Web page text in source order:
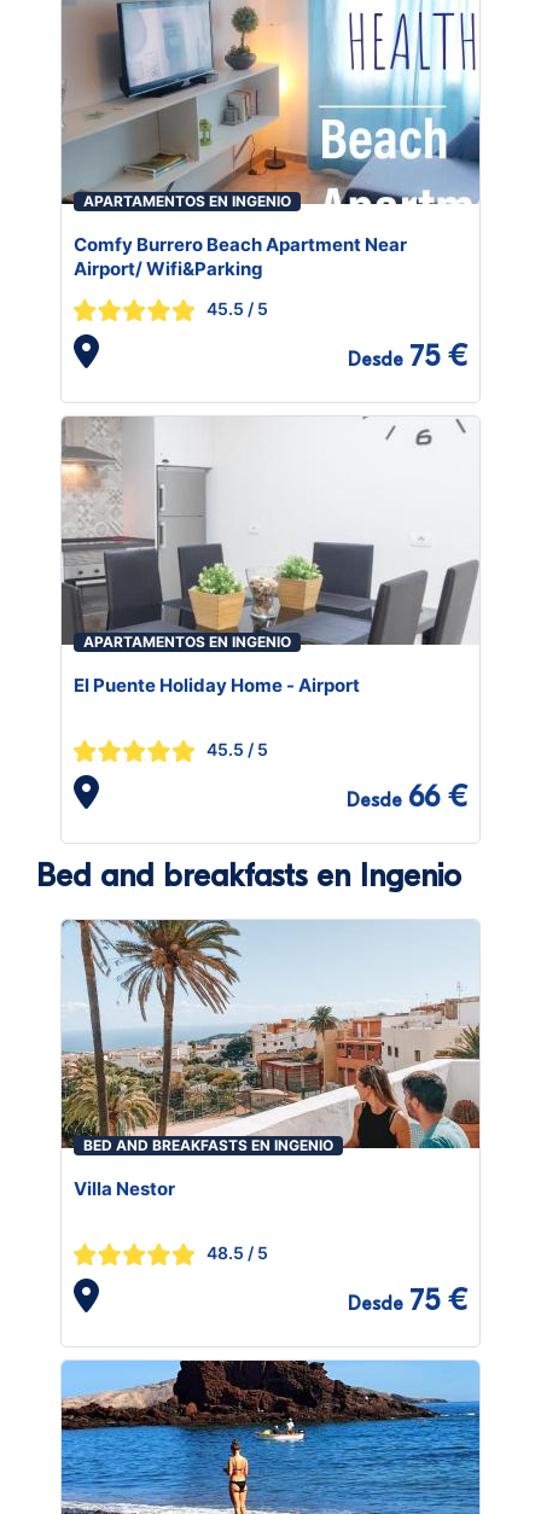
APARTAMENTOS EN INGENIO
Comfy Burrero Beach Apartment Near
Airport/ Wifi&Parking
45.5 / 5
Desde 75 €
APARTAMENTOS EN INGENIO
El Puente Holiday Home - Airport
45.5 / 5
Desde 66 €
Bed and breakfasts en Ingenio
BED AND BREAKFASTS EN INGENIO
Villa Nestor
48.5 / 5
Desde 75 €